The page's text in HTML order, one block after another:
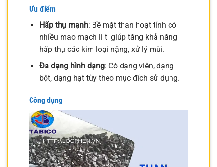
Ưu điểm
Hấp thụ mạnh: Bề mặt than hoạt tính có
nhiều mao mạch li ti giúp tăng khả năng
hấp thụ các kim loại nặng, xử lý mùi.
Đa dạng hình dạng: Có dạng viên, dạng
bột, dạng hạt tùy theo mục đích sử dụng.
Công dụng